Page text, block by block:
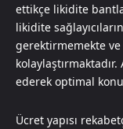
ettikçe likidite
likidite
gerektirmemekte
ederek optimal
Ücret yapısı